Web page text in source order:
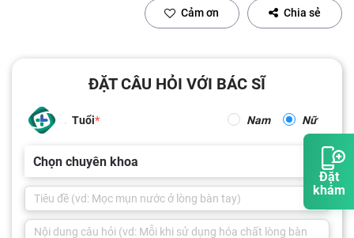
Đặt
khám
Cảm ơn Chia sẻ
ĐẶT CÂU HỎI VỚI BÁC SĨ
Tuổi Nam Nữ
Chọn chuyên khoa